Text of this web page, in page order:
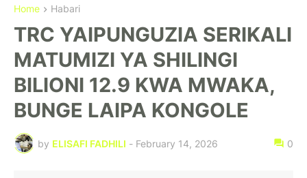
Home Habari
TRC YAIPUNGUZIA SERIKALI
MATUMIZI YA SHILINGI
BILIONI 12.9 KWA MWAKA,
BUNGE LAIPA KONGOLE
by ELISAFI FADHILI - February 14, 2026 0